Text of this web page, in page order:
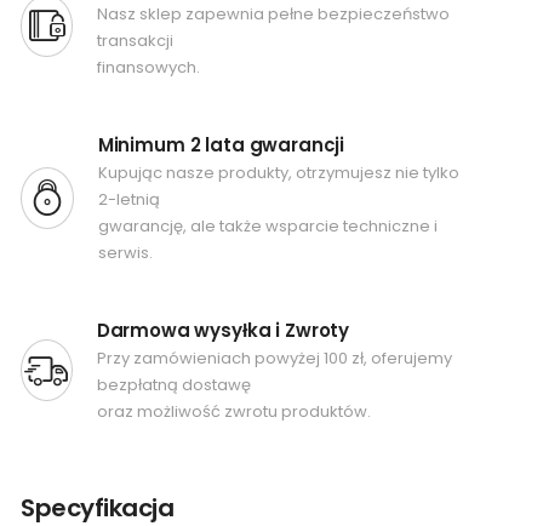
Nasz sklep zapewnia pełne bezpieczeństwo
transakcji
finansowych.
Minimum 2 lata gwarancji
Kupując nasze produkty, otrzymujesz nie tylko
2-letnią
gwarancję, ale także wsparcie techniczne i
serwis.
Darmowa wysyłka i Zwroty
Przy zamówieniach powyżej 100 zł, oferujemy
bezpłatną dostawę
oraz możliwość zwrotu produktów.
Specyfikacja